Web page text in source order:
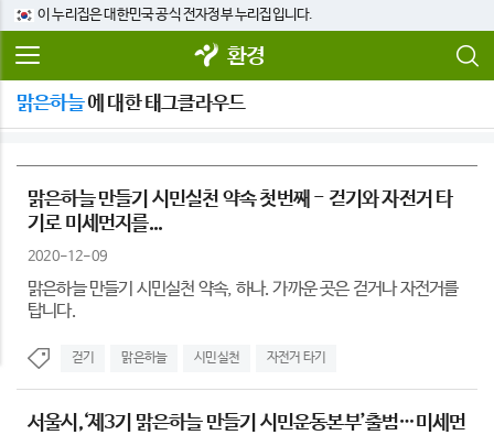
이 누리집은 대한민국 공식 전자정부 누리집입니다.
환경
맑은하늘에 대한 태그클라우드
맑은하늘 만들기 시민실천 약속 첫번째 - 걷기와 자전거 타
기로 미세먼지를...
2020-12-09
맑은하늘 만들기 시민실천 약속, 하나. 가까운 곳은 걷거나 자전거를
탑니다.
걷기 맑은하늘 시민실천 자전거 타기
서울시,‘제3기 맑은하늘 만들기 시민운동본부’출범…미세먼